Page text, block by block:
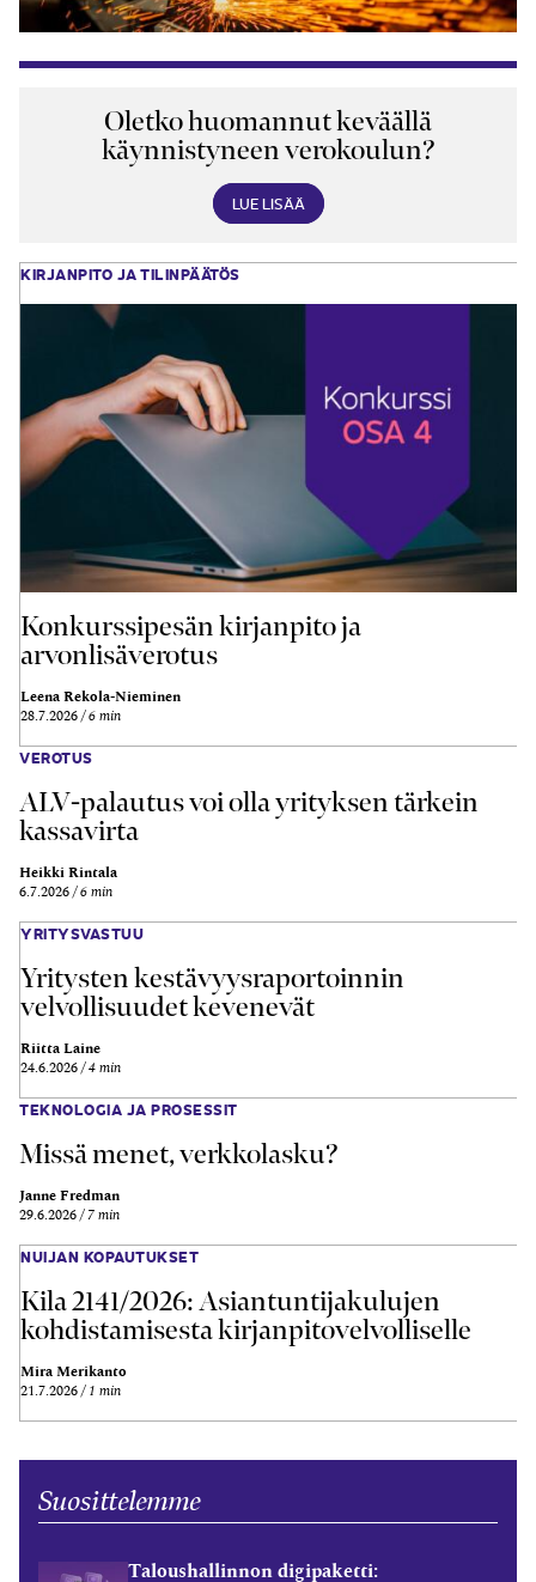
Oletko huomannut keväällä
käynnistyneen verokoulun?
LUE LISÄÄ
KIRJANPITO JA TILINPÄÄTÖS
Konkurssipesän kirjanpito ja
arvonlisäverotus
Leena Rekola-Nieminen
28.7.2026 6 min
VEROTUS
ALV-palautus voi olla yrityksen tärkein
kassavirta
Heikki Rintala
6.7.2026 6 min
YRITYSVASTUU
Yritysten kestävyysraportoinnin
velvollisuudet kevenevät
Riitta Laine
24.6.2026 4 min
TEKNOLOGIA JA PROSESSIT
Missä menet, verkkolasku?
Janne Fredman
29.6.2026 7 min
NUIJAN KOPAUTUKSET
Kila 2141/2026: Asiantuntijakulujen
kohdistamisesta kirjanpitovelvolliselle
Mira Merikanto
21.7.2026 1 min
Suosittelemme
Taloushallinnon digipaketti: